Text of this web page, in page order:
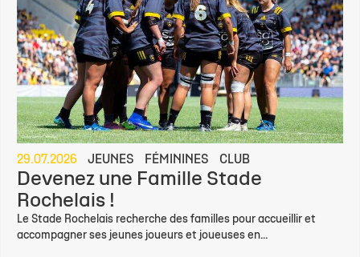
29.07.2026 JEUNES FÉMININES CLUB
Devenez une Famille Stade
Rochelais !
Le Stade Rochelais recherche des familles pour accueillir et
accompagner ses jeunes joueurs et joueuses en...